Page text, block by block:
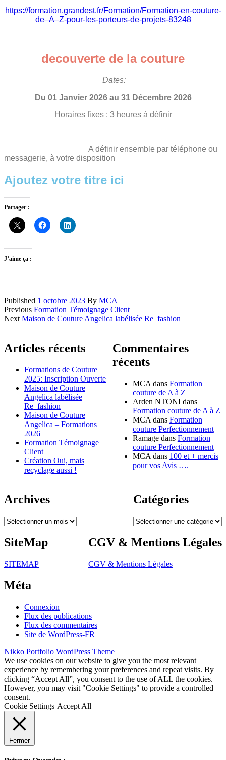
https://formation.grandest.fr/Formation/Formation-en-couture-
de–A–Z-pour-les-porteurs-de-projets-83248
decouverte de la couture
Dates:
Du 01 Janvier 2026 au 31 Décembre 2026
Horaires fixes : 3 heures à définir
A définir ensemble par téléphone ou
messagerie, à votre disposition
Ajoutez votre titre ici
Partager :
J’aime ça :
Published 1 octobre 2023 By MCA
Navigation
des
Previous Formation Témoignage Client
Next Maison de Couture Angelica labélisée Re_fashion
Articles récents
Formations de Couture
2025: Inscription Ouverte
Maison de Couture
Angelica labélisée
Re_fashion
Maison de Couture
Angelica – Formations
2026
Formation Témoignage
Client
Création Oui, mais
recyclage aussi !
Commentaires
récents
MCA dans Formation
couture de A à Z
Arden NTONIdans
Formation couture de A à Z
MCA dans Formation
couture Perfectionnement
Ramagedans Formation
couture Perfectionnement
MCA dans 100 et + mercis
pour vos Avis ….
Archives
Archives
Catégories
Catégories
SiteMap
SITEMAP
CGV & Mentions Légales
CGV & Mentions Légales
Méta
Connexion
Flux des publications
Flux des commentaires
Site de WordPress-FR
Nikko Portfolio WordPress Theme
We use cookies on our website to give you the most relevant
experience by remembering your preferences and repeat visits. By
clicking “Accept All”, you consent to the use of ALL the cookies.
However, you may visit "Cookie Settings" to provide a controlled
consent.
Cookie Settings Accept All
Fermer